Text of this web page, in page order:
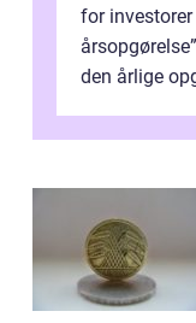
for
den årlige